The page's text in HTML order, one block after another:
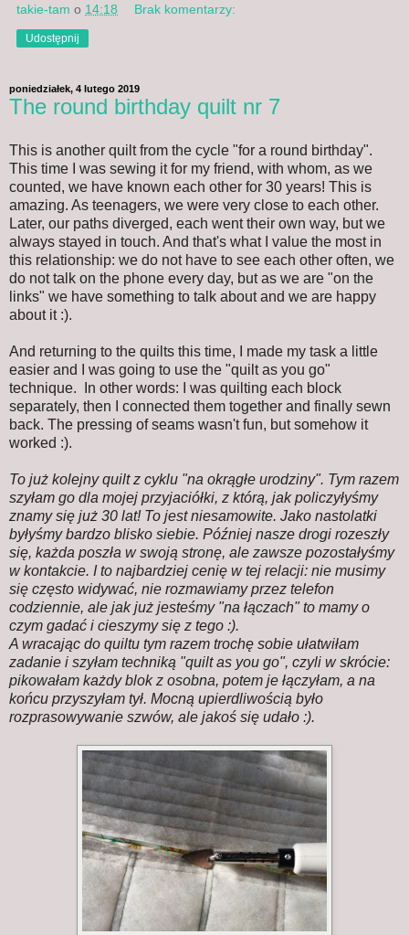
takie-tam o 14:18 Brak komentarzy:
Udostępnij
poniedziałek, 4 lutego 2019
The round birthday quilt nr 7
This is another quilt from the cycle "for a round birthday".
This time I was sewing it for my friend, with whom, as we
counted, we have known each other for 30 years! This is
amazing. As teenagers, we were very close to each other.
Later, our paths diverged, each went their own way, but we
always stayed in touch. And that's what I value the most in
this relationship: we do not have to see each other often, we
do not talk on the phone every day, but as we are "on the
links" we have something to talk about and we are happy
about it :).
And returning to the quilts this time, I made my task a little
easier and I was going to use the "quilt as you go"
technique. In other words: I was quilting each block
separately, then I connected them together and finally sewn
back. The pressing of seams wasn't fun, but somehow it
worked :).
To już kolejny quilt z cyklu "na okrągłe urodziny". Tym razem
szyłam go dla mojej przyjaciółki, z którą, jak policzyłyśmy
znamy się już 30 lat! To jest niesamowite. Jako nastolatki
byłyśmy bardzo blisko siebie. Później nasze drogi rozeszły
się, każda poszła w swoją stronę, ale zawsze pozostałyśmy
w kontakcie. I to najbardziej cenię w tej relacji: nie musimy
się często widywać, nie rozmawiamy przez telefon
codziennie, ale jak już jesteśmy "na łączach" to mamy o
czym gadać i cieszymy się z tego :).
A wracając do quiltu tym razem trochę sobie ułatwiłam
zadanie i szyłam techniką "quilt as you go", czyli w skrócie:
pikowałam każdy blok z osobna, potem je łączyłam, a na
końcu przyszyłam tył. Mocną upierdliwością było
rozprasowywanie szwów, ale jakoś się udało :).